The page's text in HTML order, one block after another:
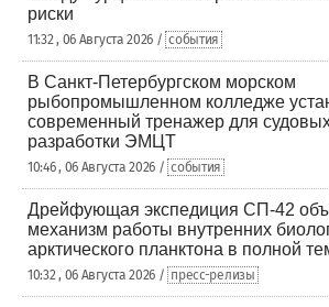
риски
11:32 , 06 Августа 2026 / события
В Санкт-Петербургском морском
рыбопромышленном колледже
современный тренажер для
разработки ЭМЦТ
10:46 , 06 Августа 2026 / события
Дрейфующая экспедиция СП-42
механизм работы внутренних
арктического планктона в полной
10:32 , 06 Августа 2026 / пресс-релизы